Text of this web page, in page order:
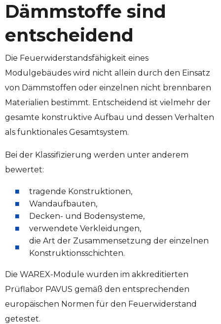
Dämmstoffe sind
entscheidend
Die Feuerwiderstandsfähigkeit eines
Modulgebäudes wird nicht allein durch den Einsatz
von Dämmstoffen oder einzelnen nicht brennbaren
Materialien bestimmt. Entscheidend ist vielmehr der
gesamte konstruktive Aufbau und dessen Verhalten
als funktionales Gesamtsystem.
Bei der Klassifizierung werden unter anderem
bewertet:
tragende Konstruktionen,
Wandaufbauten,
Decken- und Bodensysteme,
verwendete Verkleidungen,
die Art der Zusammensetzung der einzelnen
Konstruktionsschichten.
Die WAREX-Module wurden im akkreditierten
Prüflabor PAVUS gemäß den entsprechenden
europäischen Normen für den Feuerwiderstand
getestet.